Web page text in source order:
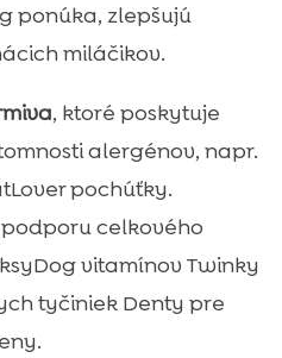
ponúka, zlepšujú
miláčikov.
, ktoré poskytuje
alergénov, napr.
pochúťky.
celkového
vitamínov Twinky
tyčiniek Denty pre